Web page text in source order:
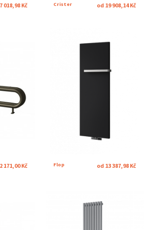
018,98 Kč Crister od 19 908,14 Kč
171,00 Kč Flop od 13 387,98 Kč